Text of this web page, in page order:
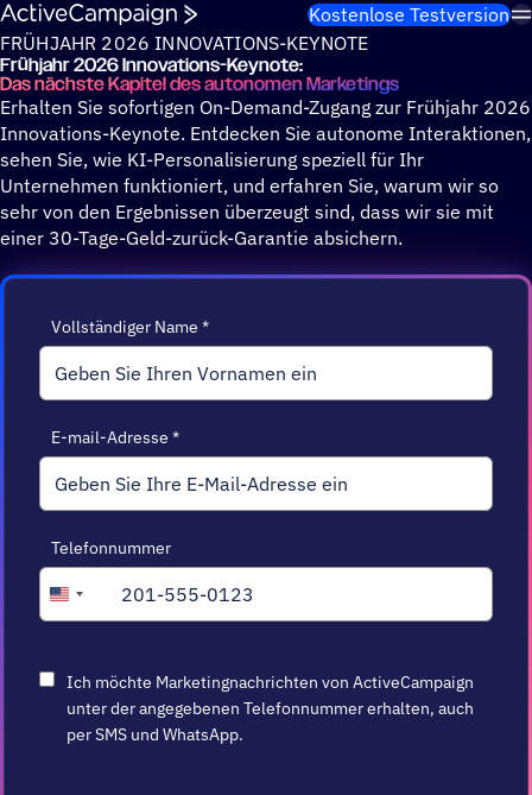
Weiter zum Inhalt
Kostenlose Testversion
FRÜHJAHR 2026 INNOVATIONS-KEYNOTE
Früh­jahr 2026 Inno­va­tions-Keynote:
Das nächste Kapitel des autonomen Marketings
Erhalten Sie sofortigen On-Demand-Zugang zur Frühjahr 2026
Innovations-Keynote. Entdecken Sie autonome Interaktionen,
sehen Sie, wie KI-Personalisierung speziell für Ihr
Unternehmen funktioniert, und erfahren Sie, warum wir so
sehr von den Ergebnissen überzeugt sind, dass wir sie mit
einer 30-Tage-Geld-zurück-Garantie absichern.
Vollständiger Name *
E-mail-Adresse *
Telefonnummer
United
States
Ich möchte Marketingnachrichten von ActiveCampaign
unter der angegebenen Telefonnummer erhalten, auch
per SMS und WhatsApp.